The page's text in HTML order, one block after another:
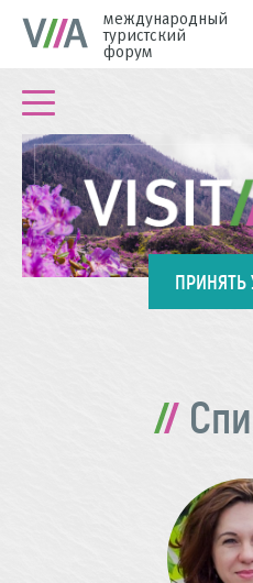
международный
туристский
форум
ПРИНЯТЬ